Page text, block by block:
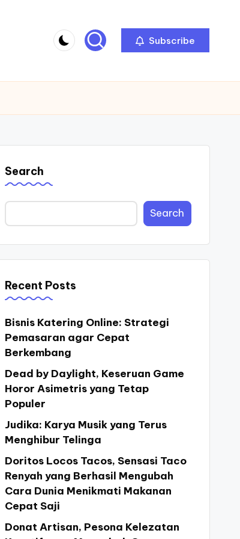
Subscribe
Search
Search
Recent Posts
Bisnis Katering Online: Strategi
Pemasaran agar Cepat
Berkembang
Dead by Daylight, Keseruan Game
Horor Asimetris yang Tetap
Populer
Judika: Karya Musik yang Terus
Menghibur Telinga
Doritos Locos Tacos, Sensasi Taco
Renyah yang Berhasil Mengubah
Cara Dunia Menikmati Makanan
Cepat Saji
Donat Artisan, Pesona Kelezatan